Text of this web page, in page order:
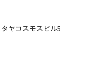
ヤコスモスビル5